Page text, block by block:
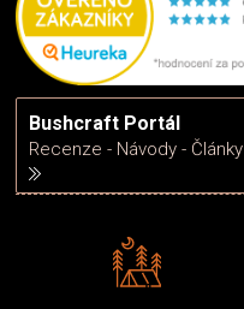
Bushcraft Portál
Recenze - Návody - Články